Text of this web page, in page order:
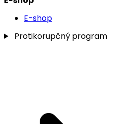
E-shop
Protikorupčný program